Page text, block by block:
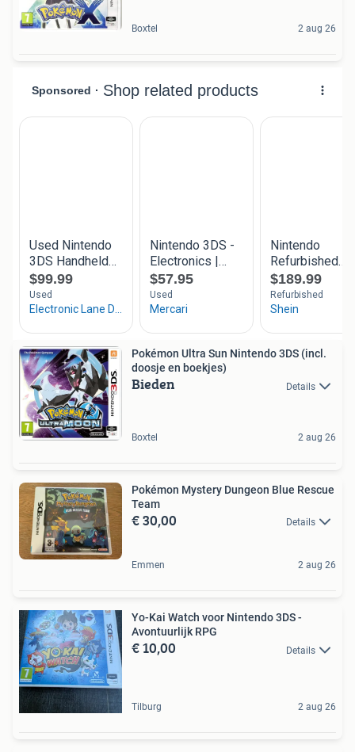
Boxtel 2 aug 26
Pokémon Ultra Sun Nintendo 3DS (incl.
doosje en boekjes)
Bieden Details
Boxtel 2 aug 26
Pokémon Mystery Dungeon Blue Rescue
Team
€ 30,00 Details
Emmen 2 aug 26
Yo-Kai Watch voor Nintendo 3DS -
Avontuurlijk RPG
€ 10,00 Details
Tilburg 2 aug 26